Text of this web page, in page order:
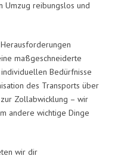
Umzug reibungslos und
maßgeschneiderte
Bedürfnisse
des Transports über
Zollabwicklung – wir
andere wichtige Dinge
wir dir